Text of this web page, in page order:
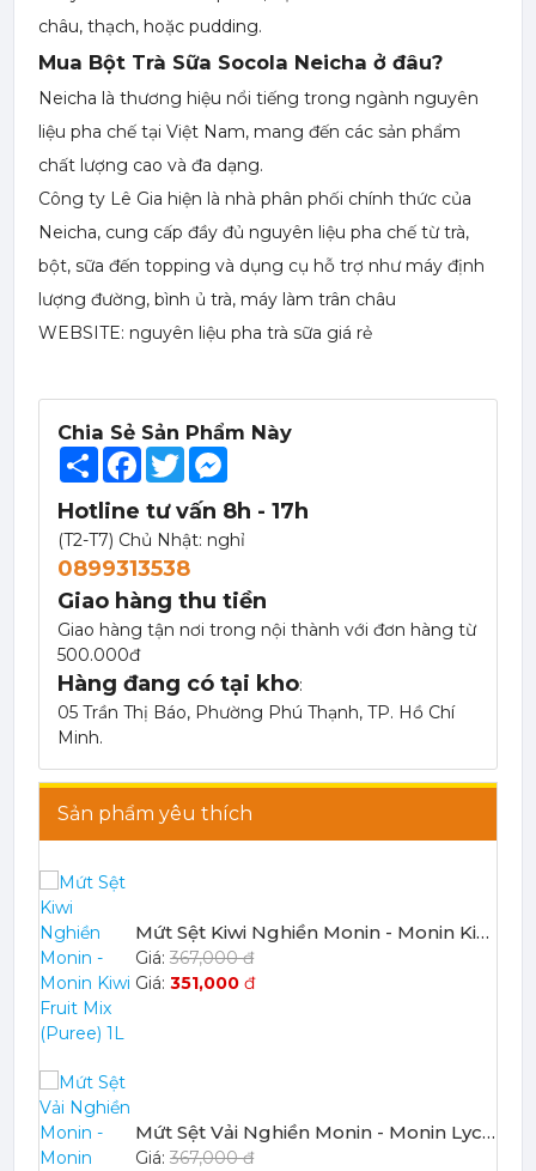
Chia Sẻ Sản Phẩm Này
ShareFacebook
Twitter
Hotline tư vấn 8h - 17h
(T2-T7) Chủ Nhật: nghỉ
0899313538
Giao hàng thu tiền
Giao hàng tận nơi trong nội thành với đơn hàng từ
500.000đ
Hàng đang có tại kho:
05 Trần Thị Báo, Phường Phú Thạnh, TP. Hồ Chí
Minh.
Sản phẩm yêu thích
367,000 đ
Mứt Sệt Kiwi Nghiền Monin - Monin Kiwi Fruit Mix (Puree) 1L
367,000 đ
351,000 đ
Mứt Sệt Vải Nghiền Monin - Monin Lychee Fruit Mix (Puree) 1L
367,000 đ
châu, thạch, hoặc pudding.
Mua Bột Trà Sữa Socola Neicha ở đâu?
Neicha là thương hiệu nổi tiếng trong ngành nguyên
liệu pha chế tại Việt Nam, mang đến các sản phẩm
chất lượng cao và đa dạng.
Công ty Lê Gia hiện là nhà phân phối chính thức của
Neicha, cung cấp đầy đủ nguyên liệu pha chế từ trà,
bột, sữa đến topping và dụng cụ hỗ trợ như máy định
lượng đường, bình ủ trà, máy làm trân châu
WEBSITE: nguyên liệu pha trà sữa giá rẻ